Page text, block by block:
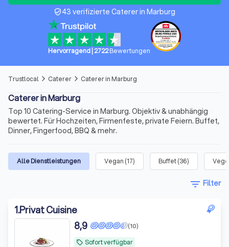
verified_user43 verifizierte Caterer in Marburg
Hervorragend| 2722 Bewertungen
Trustlocal arrow_forward_ios Caterer arrow_forward_ios Caterer in Marburg
Caterer in Marburg
Top 10 Catering-Service in Marburg. Objektiv & unabhängig
bewertet. Für Hochzeiten, Firmenfeste, private Feiern. Buffet,
Dinner, Fingerfood, BBQ & mehr.
Alle Dienstleistungen Vegan (17) Buffet(36)
filter_list Filter
1.Privat Cuisine
local_offer Sofort verfügbar
(10)
8,9